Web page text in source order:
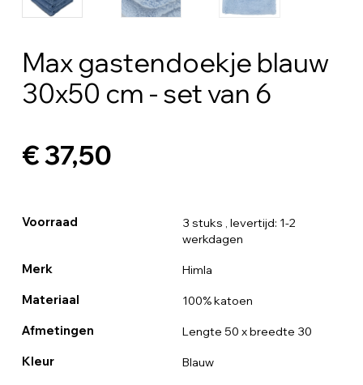
Max gastendoekje blauw
30x50 cm - set van 6
€ 37,50
Voorraad 3 stuks , levertijd: 1-2
werkdagen
Merk Himla
Materiaal 100% katoen
Afmetingen Lengte 50 x breedte 30
Kleur Blauw